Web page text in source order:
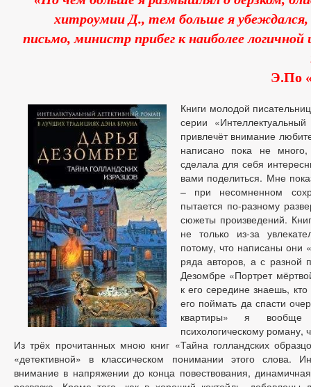
хитроумии Д., тем больше я
письмо, министр прибег к наиболее логичной
Э.По
Книги молодой
серии
привлечёт внимание
написано пока не
сделала для себя
вами поделиться. Мне
– при несомненном
пытается по-разному
сюжеты произведений.
не только из-за
потому, что написаны они
ряда авторов, а с разной
Дезомбре «Портрет
к его середине знаешь, кто
его поймать да спасти
квартиры» я
психологическому роману,
Из трёх прочитанных мною книг «Тайна голландских
«детективной» в классическом понимании этого слова.
внимание в напряжении до конца повествования,